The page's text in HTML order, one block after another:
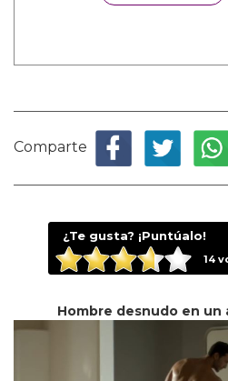
Comparte
¿Te gusta? ¡Puntúalo!
14
Hombre desnudo en un